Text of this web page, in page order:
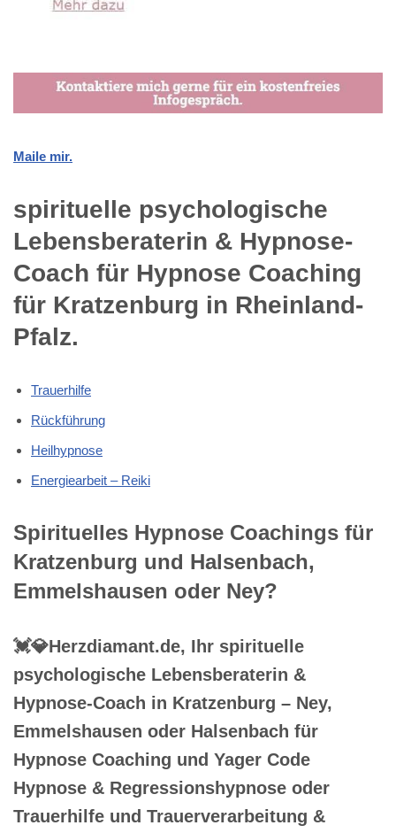
Maile mir.
spirituelle psychologische
Lebensberaterin & Hypnose-
Coach für Hypnose Coaching
für Kratzenburg in Rheinland-
Pfalz.
Trauerhilfe
Rückführung
Heilhypnose
Energiearbeit – Reiki
Spirituelles Hypnose Coachings für
Kratzenburg und Halsenbach,
Emmelshausen oder Ney?
💓️💎Herzdiamant.de, Ihr spirituelle
psychologische Lebensberaterin &
Hypnose-Coach in Kratzenburg – Ney,
Emmelshausen oder Halsenbach für
Hypnose Coaching und Yager Code
Hypnose & Regressionshypnose oder
Trauerhilfe und Trauerverarbeitung &